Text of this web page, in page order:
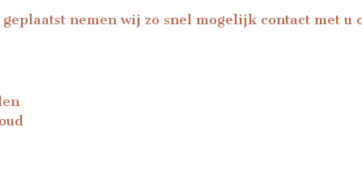
nemen wij zo snel mogelijk contact met u